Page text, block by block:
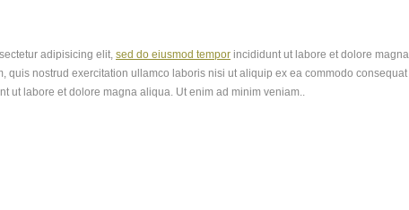
adipisicing elit, sed do eiusmod tempor incididunt ut labore et dolore magna
quis nostrud exercitation ullamco laboris nisi ut aliquip ex ea commodo consequat
ut labore et dolore magna aliqua. Ut enim ad minim veniam..